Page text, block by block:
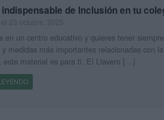
de Inclusión en tu
en un centro educativo y quieres tener
y medidas más importantes relacionadas con
este material es para ti. El Llavero […]